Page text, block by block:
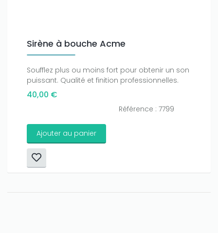
Sirène à bouche Acme
Soufflez plus ou moins fort pour obtenir un son
puissant. Qualité et finition professionnelles.
40,00 €
Référence : 7799
Ajouter au panier